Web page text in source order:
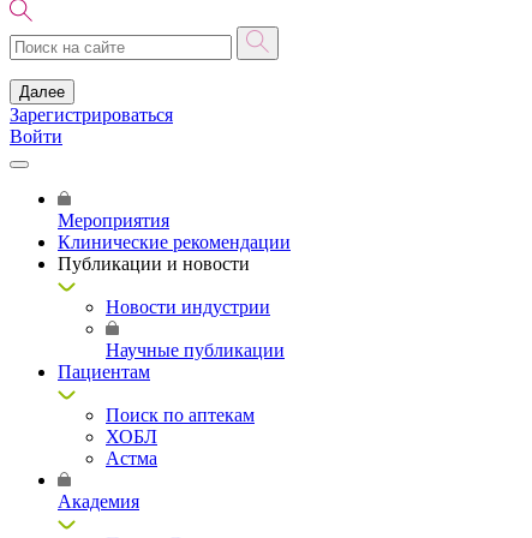
Далее
Зарегистрироваться
Войти
Мероприятия
Клинические рекомендации
Публикации и новости
Новости индустрии
Научные публикации
Пациентам
Поиск по аптекам
ХОБЛ
Астма
Академия